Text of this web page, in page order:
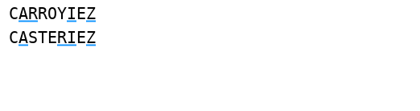
CARROYIEZ
CASTERIEZ